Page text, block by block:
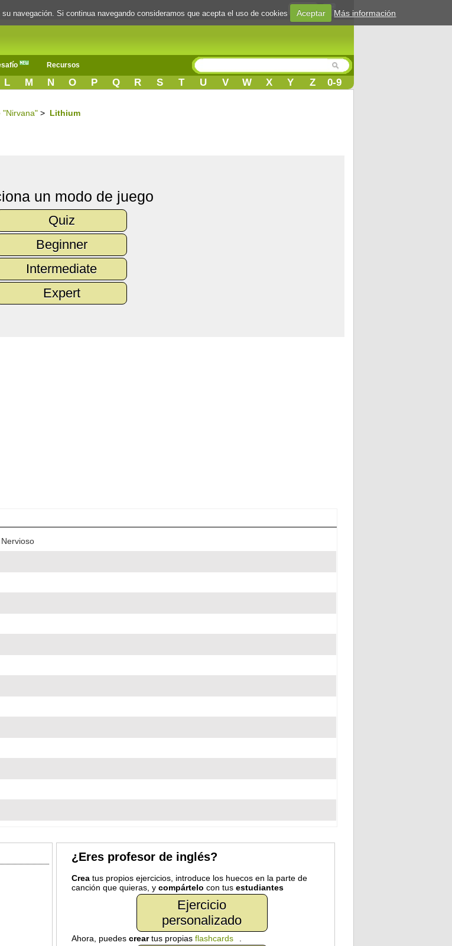
Login
Recursos
L M N O P Q R S T U V W X Y Z 0-9
"Nirvana" > Lithium
un modo de juego
Quiz
Beginner
Intermediate
Expert
¿Eres profesor de inglés?
Creatus propios ejercicios, introduce los huecos en la parte de
canción que quieras, y compártelo con tus estudiantes
Ejercicio
personalizado
Ahora, puedes creartus propias flashcards
navegación. Si continua navegando consideramos que acepta el uso de cookies Aceptar Más información